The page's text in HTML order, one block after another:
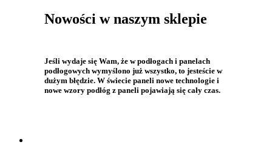
Nowości w naszym sklepie
Jeśli wydaje się Wam, że w podłogach i panelach
podłogowych wymyślono już wszystko, to jesteście w
dużym błędzie. W świecie paneli nowe technologie i
nowe wzory podłóg z paneli pojawiają się cały czas.